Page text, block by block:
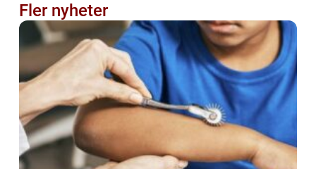
Fler nyheter